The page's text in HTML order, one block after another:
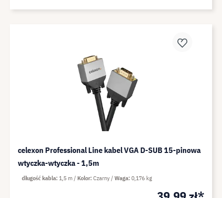
celexon Professional Line kabel VGA D-SUB 15-pinowa
wtyczka-wtyczka - 1,5m
długość kabla 1,5 m Kolor Czarny Waga 0,176 kg